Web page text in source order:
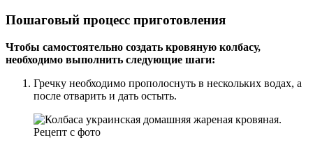
Пошаговый процесс приготовления
Чтобы самостоятельно создать кровяную колбасу,
необходимо выполнить следующие шаги:
Гречку необходимо прополоснуть в нескольких водах, а
после отварить и дать остыть.